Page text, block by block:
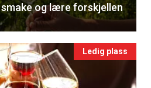
deg
og lære forskjellen
Ledig plass